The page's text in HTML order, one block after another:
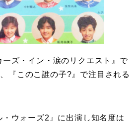
ズ・イン・涙のリクエスト』で
『このこ誰の子?』で注目される
ウォーズ2』に出演し知名度は